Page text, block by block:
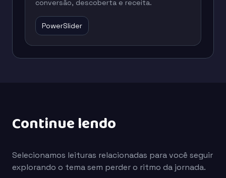
conversão, descoberta e receita.
PowerSlider
Continue lendo
Selecionamos leituras relacionadas para você seguir
explorando o tema sem perder o ritmo da jornada.